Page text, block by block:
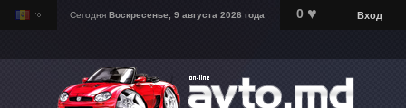
Сегодня Воскресенье, 9 августа 2026 года 0 ♥ Вход